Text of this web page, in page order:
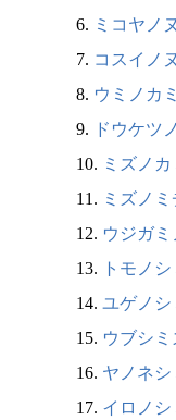
6. ミコヤノ
7. コスイノ
8. ウミノカ
9. ドウケツ
10. ミズノカ
11. ミズノミ
12. ウジガミ
13.
トモノ
14. ユゲノシ
15. ウブシミ
16. ヤノネシ
17. イロノシ